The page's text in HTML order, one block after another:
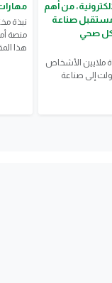
من أهم
ومستقبل صناعة
صحي
ملايين الأشخاص
إلى صناعة
نبذة
منصة
هذا